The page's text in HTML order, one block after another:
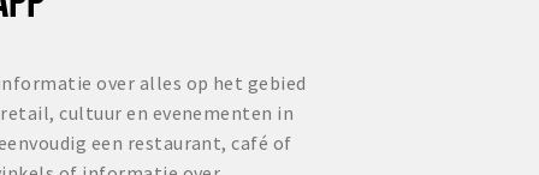
over alles op het gebied
cultuur en evenementen in
een restaurant, café of